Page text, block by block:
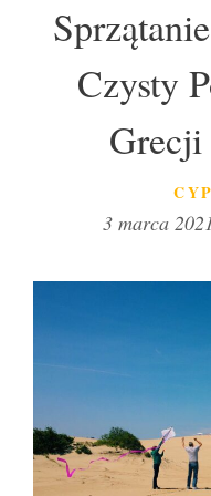
Czysty
3 marca